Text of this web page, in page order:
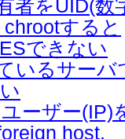
者をUID(数
すると
できない
いるサーバ
ーザー(IP)
host.